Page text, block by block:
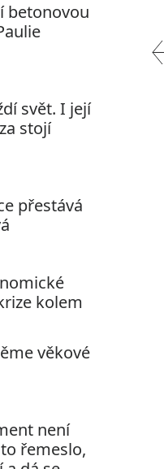
betonovou
svět. I její
stojí
přestává
kolem
věkové
není
řemeslo,